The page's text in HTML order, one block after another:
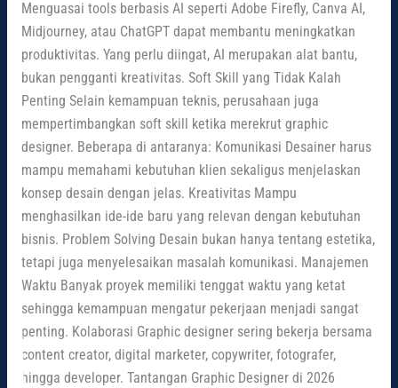
Menguasai tools berbasis AI seperti Adobe Firefly, Canva AI,
Midjourney, atau ChatGPT dapat membantu meningkatkan
produktivitas. Yang perlu diingat, AI merupakan alat bantu,
bukan pengganti kreativitas. Soft Skill yang Tidak Kalah
Penting Selain kemampuan teknis, perusahaan juga
mempertimbangkan soft skill ketika merekrut graphic
designer. Beberapa di antaranya: Komunikasi Desainer harus
mampu memahami kebutuhan klien sekaligus menjelaskan
konsep desain dengan jelas. Kreativitas Mampu
menghasilkan ide-ide baru yang relevan dengan kebutuhan
bisnis. Problem Solving Desain bukan hanya tentang estetika,
tetapi juga menyelesaikan masalah komunikasi. Manajemen
Waktu Banyak proyek memiliki tenggat waktu yang ketat
sehingga kemampuan mengatur pekerjaan menjadi sangat
penting. Kolaborasi Graphic designer sering bekerja bersama
content creator, digital marketer, copywriter, fotografer,
hingga developer. Tantangan Graphic Designer di 2026